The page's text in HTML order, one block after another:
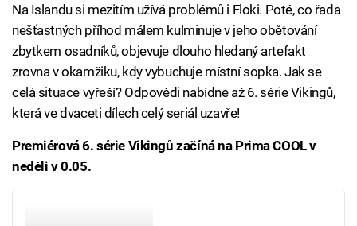
Na Islandu si mezitím užívá problémů i Floki. Poté, co řada
nešťastných příhod málem kulminuje v jeho obětování
zbytkem osadníků, objevuje dlouho hledaný artefakt
zrovna v okamžiku, kdy vybuchuje místní sopka. Jak se
celá situace vyřeší? Odpovědi nabídne až 6. série Vikingů,
která ve dvaceti dílech celý seriál uzavře!
Premiérová 6. série Vikingů začíná na Prima COOL v
neděli v 0.05.